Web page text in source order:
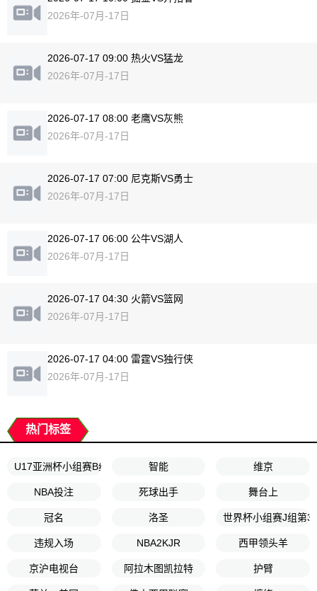
2026年-07月-17日
2026-07-17 09:00 热火VS猛龙
2026年-07月-17日
2026-07-17 08:00 老鹰VS灰熊
2026年-07月-17日
2026-07-17 07:00 尼克斯VS勇士
2026年-07月-17日
2026-07-17 06:00 公牛VS湖人
2026年-07月-17日
2026-07-17 04:30 火箭VS篮网
2026年-07月-17日
2026-07-17 04:00 雷霆VS独行侠
2026年-07月-17日
热门标签
U17亚洲杯小组赛B组第2轮 智能 维京
NBA投注 死球出手 舞台上
冠名 洛圣 世界杯小组赛J组第3
违规入场 NBA2KJR 西甲领头羊
京沪电视台 阿拉木图凯拉特 护臂